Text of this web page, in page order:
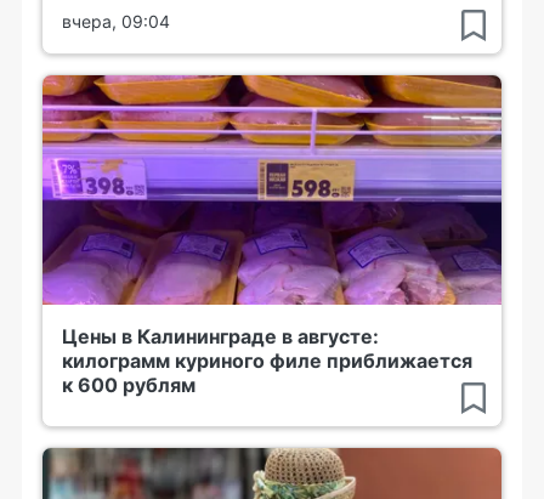
вчера, 09:04
Цены в Калининграде в августе:
килограмм куриного филе приближается
к 600 рублям